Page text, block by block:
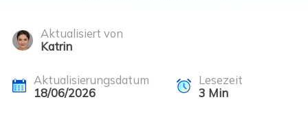
Aktualisiert von
Katrin
Aktualisierungsdatum
18/06/2026
Lesezeit
3 Min